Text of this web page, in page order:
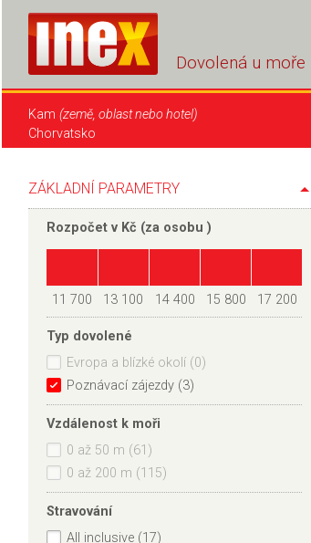
Dovolená u moře
Kam (země, oblast nebo hotel)
Chorvatsko
ZÁKLADNÍ PARAMETRY
Rozpočet v Kč (za osobu )
11 700 13 100 14 400 15 800 17 200
Typ dovolené
Evropa a blízké okolí (0)
Poznávací zájezdy (3)
vzdálenost k moři
0 až 50 m (61)
0 až 200 m (115)
Stravování
All inclusive (17)